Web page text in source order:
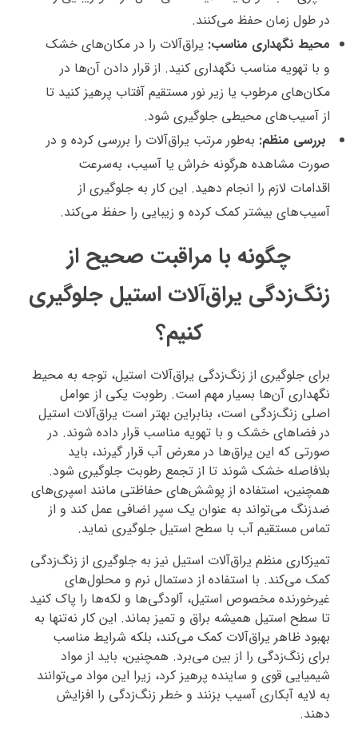
در طول زمان حفظ می‌کنند.
محیط نگهداری مناسب: یراق‌آلات را در مکان‌های خشک
و با تهویه مناسب نگهداری کنید. از قرار دادن آن‌ها در
مکان‌های مرطوب یا زیر نور مستقیم آفتاب پرهیز کنید تا
از آسیب‌های محیطی جلوگیری شود.
بررسی منظم: به‌طور مرتب یراق‌آلات را بررسی کرده و در
صورت مشاهده هرگونه خراش یا آسیب، به‌سرعت
اقدامات لازم را انجام دهید. این کار به جلوگیری از
آسیب‌های بیشتر کمک کرده و زیبایی را حفظ می‌کند.
چگونه با مراقبت صحیح از
زنگ‌زدگی یراق‌آلات استیل جلوگیری
کنیم؟
برای جلوگیری از زنگ‌زدگی یراق‌آلات استیل، توجه به محیط
نگهداری آن‌ها بسیار مهم است. رطوبت یکی از عوامل
اصلی زنگ‌زدگی است، بنابراین بهتر است یراق‌آلات استیل
در فضاهای خشک و با تهویه مناسب قرار داده شوند. در
صورتی که این یراق‌ها در معرض آب قرار گیرند، باید
بلافاصله خشک شوند تا از تجمع رطوبت جلوگیری شود.
همچنین، استفاده از پوشش‌های حفاظتی مانند اسپری‌های
ضدزنگ می‌تواند به عنوان یک سپر اضافی عمل کند و از
تماس مستقیم آب با سطح استیل جلوگیری نماید.
تمیزکاری منظم یراق‌آلات استیل نیز به جلوگیری از زنگ‌زدگی
کمک می‌کند. با استفاده از دستمال نرم و محلول‌های
غیرخورنده مخصوص استیل، آلودگی‌ها و لکه‌ها را پاک کنید
تا سطح استیل همیشه براق و تمیز بماند. این کار نه‌تنها به
بهبود ظاهر یراق‌آلات کمک می‌کند، بلکه شرایط مناسب
برای زنگ‌زدگی را از بین می‌برد. همچنین، باید از مواد
شیمیایی قوی و ساینده پرهیز کرد، زیرا این مواد می‌توانند
به لایه آبکاری آسیب بزنند و خطر زنگ‌زدگی را افزایش
دهند.